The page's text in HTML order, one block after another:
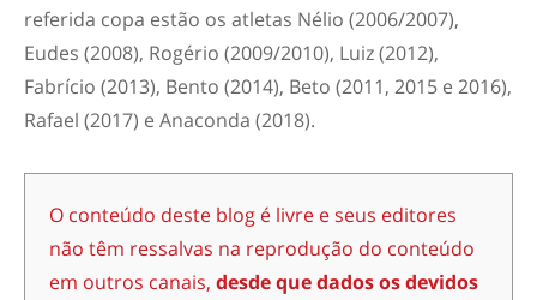
referida copa estão os atletas Nélio (2006/2007),
Eudes (2008), Rogério (2009/2010), Luiz (2012),
Fabrício (2013), Bento (2014), Beto (2011, 2015 e 2016),
Rafael (2017) e Anaconda (2018).
O conteúdo deste blog é livre e seus editores
não têm ressalvas na reprodução do conteúdo
em outros canais, desde que dados os devidos